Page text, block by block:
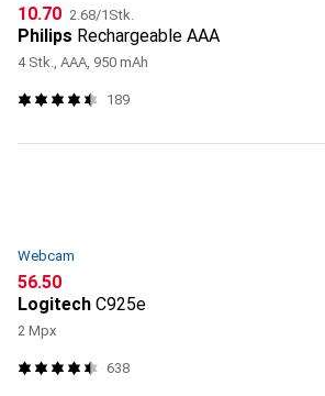
CHF
10.70 CHF
2.68/1Stk.
Philips Rechargeable AAA
4 Stk., AAA, 950 mAh
189
Webcam
CHF
56.50
Logitech C925e
2 Mpx
638